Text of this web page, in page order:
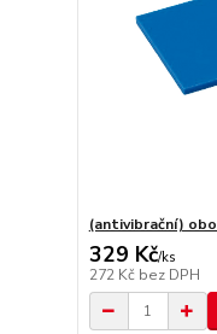
(antivibrační)
329 Kč/ks
272 Kč bez DPH